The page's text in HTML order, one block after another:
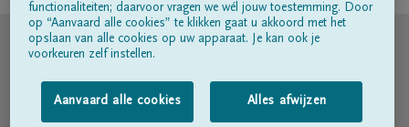
© DELA
Gebruiksvoorwaarden
Privacyverklaring
functionaliteiten; daarvoor vragen we wél jouw toestemming. Door
op “Aanvaard alle cookies” te klikken gaat u akkoord met het
opslaan van alle cookies op uw apparaat. Je kan ook je
voorkeuren zelf instellen.
Aanvaard alle cookies Alles afwijzen